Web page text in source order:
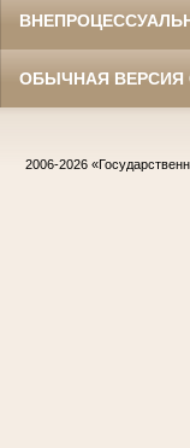
ОБЫЧНАЯ ВЕРСИЯ
2006-2026